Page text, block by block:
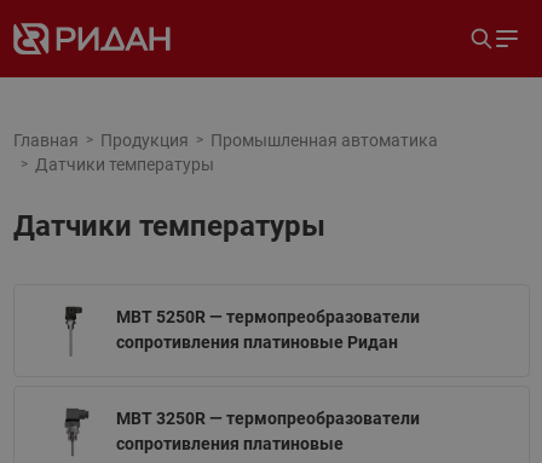
Главная Продукция
Промышленная автоматика
Датчики температуры
Датчики температуры
MBT 5250R — термопреобразователи
сопротивления платиновые Ридан
MBT 3250R — термопреобразователи
сопротивления платиновые